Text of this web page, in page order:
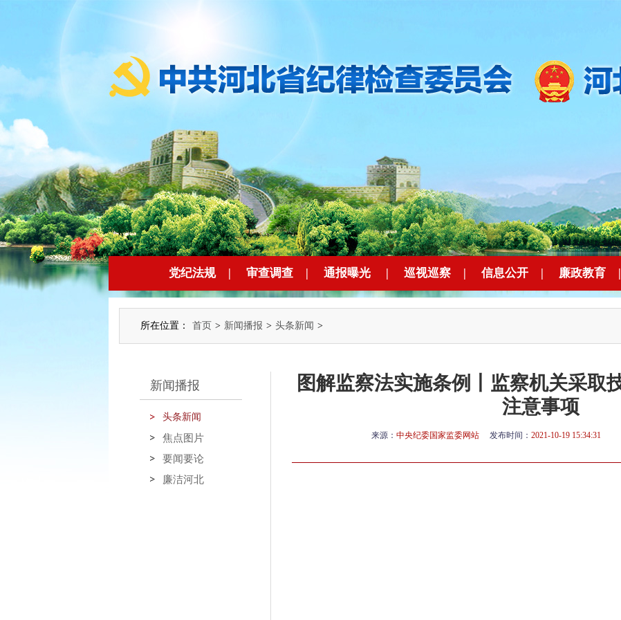
党纪法规 | 审查调查 | 通报曝光 | 巡视巡察 | 信息公开 | 廉政教育 |
所在位置： 首页 > 新闻播报 > 头条新闻 >
新闻播报
头条新闻
焦点图片
要闻要论
廉洁河北
图解监察法实施条例丨监察机关采取
注意事项
来源： 中央纪委国家监委网站 发布时间： 2021-10-19 15:34:31